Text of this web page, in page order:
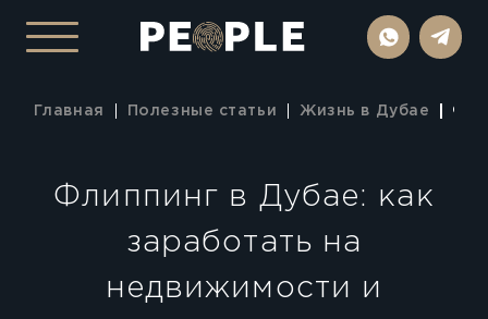
Главная Полезные статьи Жизнь в Дубае
Флиппинг в Дубае: как
заработать на
недвижимости и